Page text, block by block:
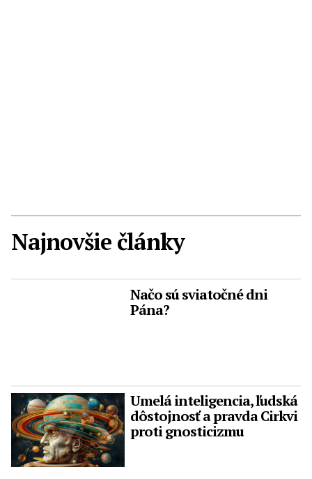
Najnovšie články
Načo sú sviatočné dni
Pána?
Umelá inteligencia, ľudská
dôstojnosť a pravda Cirkvi
proti gnosticizmu